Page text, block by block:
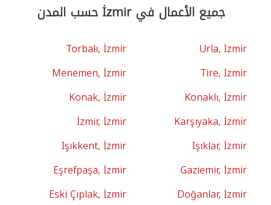
جميع الأعمال في İzmir حسب المدن
Urla, İzmir
Torbalı, İzmir
Tire, İzmir
Menemen, İzmir
Konaklı, İzmir
Konak, İzmir
Karşıyaka, İzmir
İzmir, İzmir
Işıklar, İzmir
Işıkkent, İzmir
Gaziemir, İzmir
Eşrefpaşa, İzmir
Doğanlar, İzmir
Eski Çıplak, İzmir